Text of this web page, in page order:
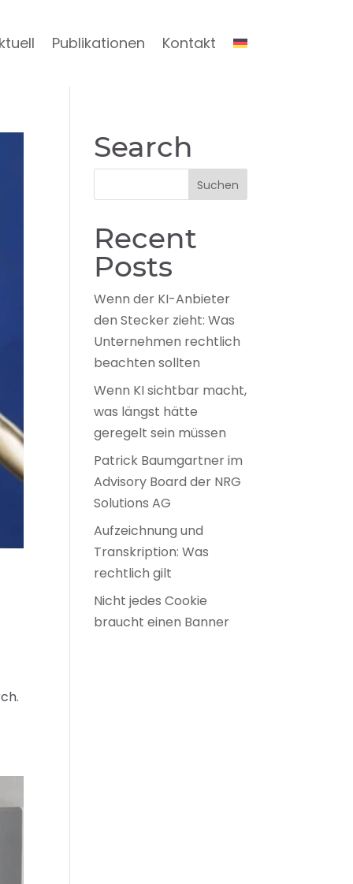
Publikationen Kontakt
Search
Recent
Posts
Wenn der KI-Anbieter
den Stecker zieht: Was
Unternehmen rechtlich
beachten sollten
Wenn KI sichtbar macht,
was längst hätte
geregelt sein müssen
Patrick Baumgartner im
Advisory Board der NRG
Solutions AG
Aufzeichnung und
Transkription: Was
rechtlich gilt
Nicht jedes Cookie
braucht einen Banner